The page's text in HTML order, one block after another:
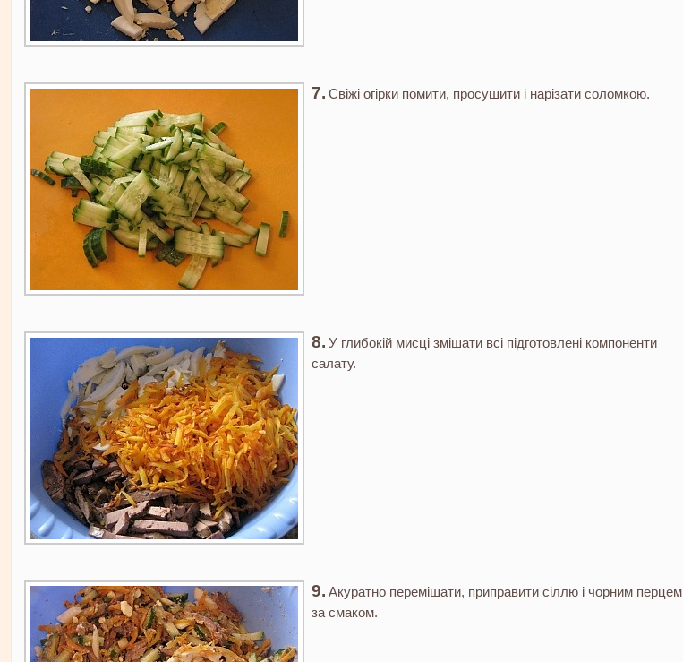
Свіжі огірки помити, просушити і нарізати соломкою.
У глибокій мисці змішати всі підготовлені компоненти
салату.
Акуратно перемішати, приправити сіллю і чорним перцем
за смаком.